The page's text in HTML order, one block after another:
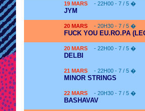
19 MARS - 22H00 - 7 / 5 �
JYM
20 MARS - 20H30 - 7 / 5 �
FUCK YOU EU.RO.PA
20 MARS - 22H00 - 7 / 5 �
DELBI
21 MARS - 22H00 - 7 / 5 �
MINOR STRINGS
22 MARS - 20H30 - 7 / 5 �
BASHAVAV